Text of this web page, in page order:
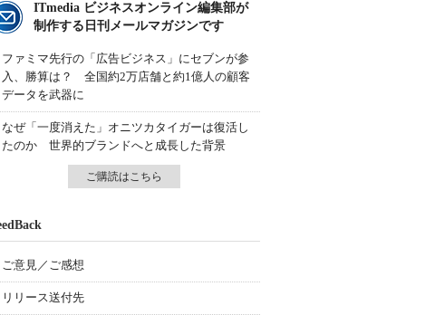
ITmedia ビジネスオンライン編集部が
制作する日刊メールマガジンです
ファミマ先行の「広告ビジネス」にセブンが参
入、勝算は？ 全国約2万店舗と約1億人の顧客
データを武器に
なぜ「一度消えた」オニツカタイガーは復活し
たのか 世界的ブランドへと成長した背景
ご購読はこちら
ご意見／ご感想
リリース送付先